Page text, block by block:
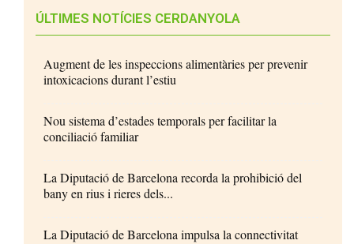
ÚLTIMES NOTÍCIES CERDANYOLA
Augment de les inspeccions alimentàries per prevenir
intoxicacions durant l’estiu
Nou sistema d’estades temporals per facilitar la
conciliació familiar
La Diputació de Barcelona recorda la prohibició del
bany en rius i rieres dels...
La Diputació de Barcelona impulsa la connectivitat